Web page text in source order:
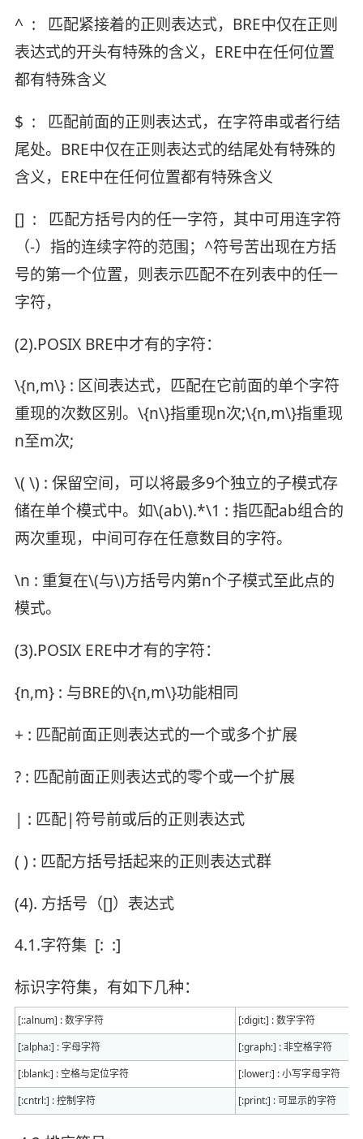
^ : 匹配紧接着的正则表达式，BRE中仅在正则
表达式的开头有特殊的含义，ERE中在任何位置
都有特殊含义
$ : 匹配前面的正则表达式，在字符串或者行结
尾处。BRE中仅在正则表达式的结尾处有特殊的
含义，ERE中在任何位置都有特殊含义
[] : 匹配方括号内的任一字符，其中可用连字符
（-）指的连续字符的范围；^符号苦出现在方括
号的第一个位置，则表示匹配不在列表中的任一
字符，
(2).POSIX BRE中才有的字符：
\{n,m\} : 区间表达式，匹配在它前面的单个字符
重现的次数区别。\{n\}指重现n次;\{n,m\}指重现
n至m次;
\( \) : 保留空间，可以将最多9个独立的子模式存
储在单个模式中。如\(ab\).*\1 : 指匹配ab组合的
两次重现，中间可存在任意数目的字符。
\n : 重复在\(与\)方括号内第n个子模式至此点的
模式。
(3).POSIX ERE中才有的字符：
{n,m} : 与BRE的\{n,m\}功能相同
+ : 匹配前面正则表达式的一个或多个扩展
? : 匹配前面正则表达式的零个或一个扩展
| : 匹配|符号前或后的正则表达式
( ) : 匹配方括号括起来的正则表达式群
(4). 方括号（[]）表达式
4.1.字符集 [: :]
标识字符集，有如下几种：
[::alnum] : 数字字符
[:digit:] : 数字字符
[:alpha:] : 字母字符
[:graph:] : 非空格字符
[:blank:] : 空格与定位字符
[:lower:] : 小写字母字符
[:cntrl:] : 控制字符
[:print:] : 可显示的字符